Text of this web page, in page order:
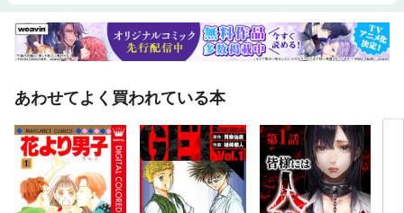
あわせてよく買われている本